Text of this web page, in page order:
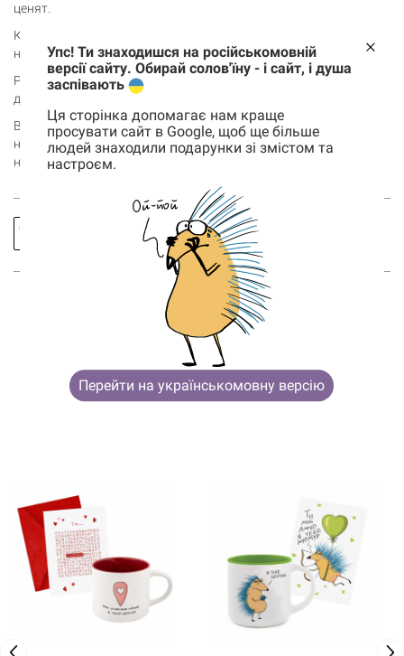
ценят.
Каждая причина чувствуется, как те самые крепкие объятия, и
напоминает о самом главном.
Рамку с тёплыми сердцу фразами можно оставить в качестве
декора, ведь есть удобная подставка.
Выбирай этот адвент и даруй маленький праздник для двоих
на много дней вперед, потому что с ним каждый день будет
немного слаще.
Спросить
про товар
ВОЗМОЖНО, ТЕБЯ ТАКЖЕ
ЗАИНТЕРЕСУЮТ
Упс! Ти знаходишся на російськомовній
версії сайту. Обирай солов'їну - і сайт, і душа
заспівають
Ця сторінка допомагає нам краще
просувати сайт в Google, щоб ще більше
людей знаходили подарунки зі змістом та
настроєм.
Перейти на українськомовну версію
Корзина 0 товары
Корзина пуста